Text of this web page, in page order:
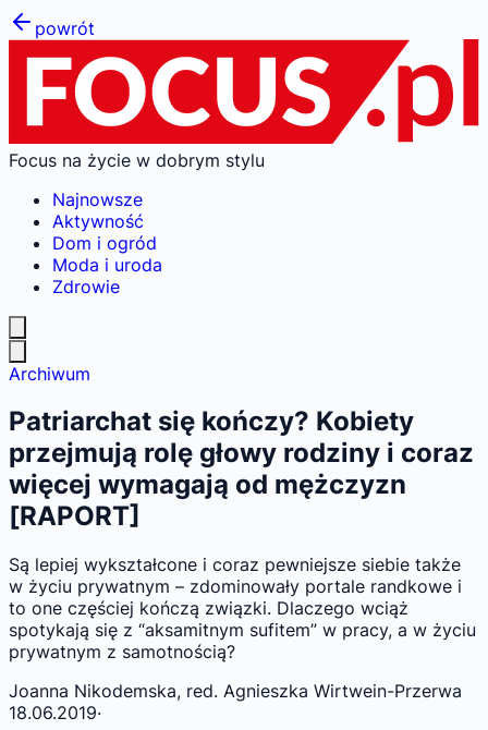
powrót
Focus na życie w dobrym stylu
Najnowsze
Aktywność
Dom i ogród
Moda i uroda
Zdrowie
Archiwum
Patriarchat się kończy? Kobiety
przejmują rolę głowy rodziny i coraz
więcej wymagają od mężczyzn
[RAPORT]
Są lepiej wykształcone i coraz pewniejsze siebie także
w życiu prywatnym – zdominowały portale randkowe i
to one częściej kończą związki. Dlaczego wciąż
spotykają się z “aksamitnym sufitem” w pracy, a w życiu
prywatnym z samotnością?
Joanna Nikodemska, red. Agnieszka Wirtwein-Przerwa
18.06.2019·